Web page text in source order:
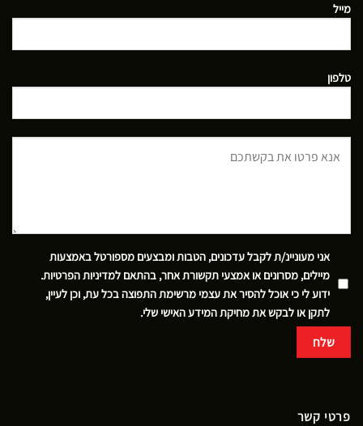
מייל
טלפון
אני מעוניינ/ת לקבל עדכונים, הטבות ומבצעים מספורטל באמצעות
מיילים, מסרונים או אמצעי תקשורת אחר, בהתאם למדיניות הפרטיות.
ידוע לי כי אוכל להסיר את עצמי מרשימת התפוצה בכל עת, וכן לעיין,
לתקן או לבקש את מחיקת המידע האישי שלי.
פרטי קשר